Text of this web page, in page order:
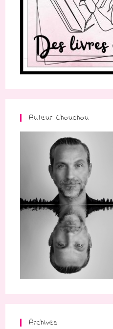
Auteur Chouchou
Archives